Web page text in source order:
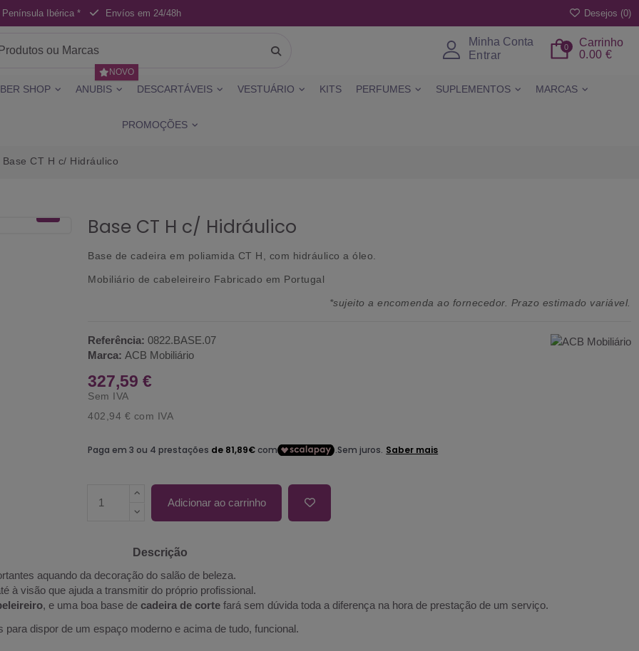
Ibérica * Envíos em 24/48h Desejos (0)
Minha Conta
Entrar
Carrinho
0
0.00 €
SHOP ANUBIS
NOVO
DESCARTÁVEIS VESTUÁRIO KITS PERFUMES SUPLEMENTOS MARCAS
PROMOÇÕES
Base CT H c/ Hidráulico
Base CT H c/ Hidráulico
Base de cadeira em poliamida CT H, com hidráulico a óleo.
Mobiliário de cabeleireiro Fabricado em Portugal
*sujeito a encomenda ao fornecedor. Prazo estimado variável.
Referência: 0822.BASE.07
Marca: ACB Mobiliário
327,59 €
Sem IVA
402,94 € com IVA
Adicionar ao carrinho
Descrição
aquando da decoração do salão de beleza.
à visão que ajuda a transmitir do próprio profissional.
, e uma boa base decadeira de cortefará sem dúvida toda a diferença na hora de prestação de um serviço.
dispor de um espaço moderno e acima de tudo, funcional.